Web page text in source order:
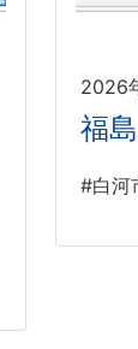
2026
福
#白河